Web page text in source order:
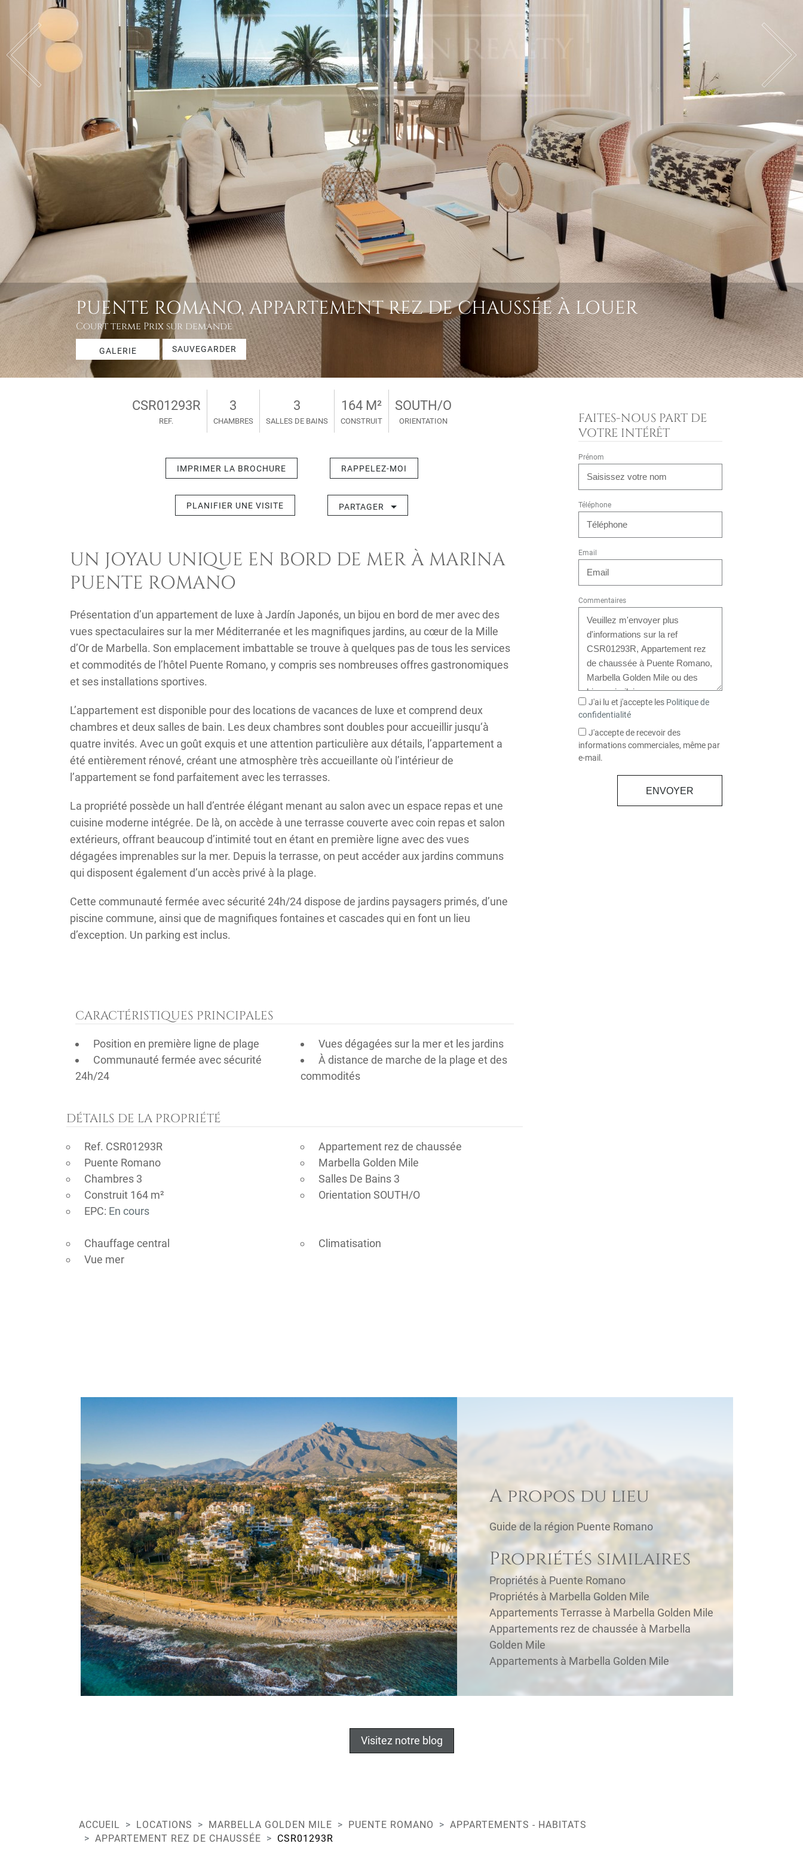
PUENTE ROMANO, APPARTEMENT REZ DE CHAUSSÉE À LOUER
Court terme Prix sur demande
GALERIE SAUVEGARDER
CSR01293R
REF.
3
CHAMBRES
3
SALLES DE BAINS
164 M²
CONSTRUIT
SOUTH/O
ORIENTATION
IMPRIMER LA BROCHURE RAPPELEZ-MOI
PLANIFIER UNE VISITE PARTAGER
UN JOYAU UNIQUE EN BORD DE MER À MARINA
PUENTE ROMANO
Présentation d’un appartement de luxe à Jardín Japonés, un bijou en bord de mer avec des
vues spectaculaires sur la mer Méditerranée et les magnifiques jardins, au cœur de la Mille
d’Or de Marbella. Son emplacement imbattable se trouve à quelques pas de tous les services
et commodités de l’hôtel Puente Romano, y compris ses nombreuses offres gastronomiques
et ses installations sportives.
L’appartement est disponible pour des locations de vacances de luxe et comprend deux
chambres et deux salles de bain. Les deux chambres sont doubles pour accueillir jusqu‘à
quatre invités. Avec un goût exquis et une attention particulière aux détails, l’appartement a
été entièrement rénové, créant une atmosphère très accueillante où l’intérieur de
l’appartement se fond parfaitement avec les terrasses.
La propriété possède un hall d’entrée élégant menant au salon avec un espace repas et une
cuisine moderne intégrée. De là, on accède à une terrasse couverte avec coin repas et salon
extérieurs, offrant beaucoup d’intimité tout en étant en première ligne avec des vues
dégagées imprenables sur la mer. Depuis la terrasse, on peut accéder aux jardins communs
qui disposent également d’un accès privé à la plage.
Cette communauté fermée avec sécurité 24h/24 dispose de jardins paysagers primés, d’une
piscine commune, ainsi que de magnifiques fontaines et cascades qui en font un lieu
d’exception. Un parking est inclus.
CARACTÉRISTIQUES PRINCIPALES
Position en première ligne de plage
Vues dégagées sur la mer et les jardins
Communauté fermée avec sécurité
24h/24
À distance de marche de la plage et des
commodités
DÉTAILS DE LA PROPRIÉTÉ
Ref. CSR01293R
Appartement rez de chaussée
Puente Romano
Marbella Golden Mile
Chambres 3
Salles De Bains 3
Construit 164 m²
Orientation SOUTH/O
EPC: En cours
Chauffage central
Climatisation
Vue mer
FAITES-NOUS PART DE
VOTRE INTÉRÊT
Prénom
Téléphone
Email
Commentaires
J'ai lu et j'accepte les Politique de
confidentialité
J'accepte de recevoir des
informations commerciales, même par
e-mail.
ENVOYER
A propos du lieu
Guide de la région Puente Romano
Propriétés similaires
Propriétés à Puente Romano
Propriétés à Marbella Golden Mile
Appartements Terrasse à Marbella Golden Mile
Appartements rez de chaussée à Marbella
Golden Mile
Appartements à Marbella Golden Mile
Visitez notre blog
ACCUEIL LOCATIONS MARBELLA GOLDEN MILE PUENTE ROMANO
APPARTEMENTS - HABITATS
APPARTEMENT REZ DE CHAUSSÉE
CSR01293R